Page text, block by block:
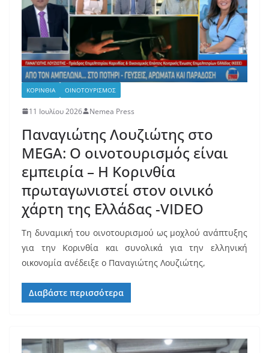
ΚΟΡΙΝΘΙΑ ΟΙΝΟΤΟΥΡΙΣΜΟΣ
11 Ιουλίου 2026 Nemea Press
Παναγιώτης Λουζιώτης στο
MEGA: Ο οινοτουρισμός είναι
εμπειρία – Η Κορινθία
πρωταγωνιστεί στον οινικό
χάρτη της Ελλάδας -VIDEO
Τη δυναμική του οινοτουρισμού ως μοχλού ανάπτυξης
για την Κορινθία και συνολικά για την ελληνική
οικονομία ανέδειξε ο Παναγιώτης Λουζιώτης,
Διαβάστε περισσότερα